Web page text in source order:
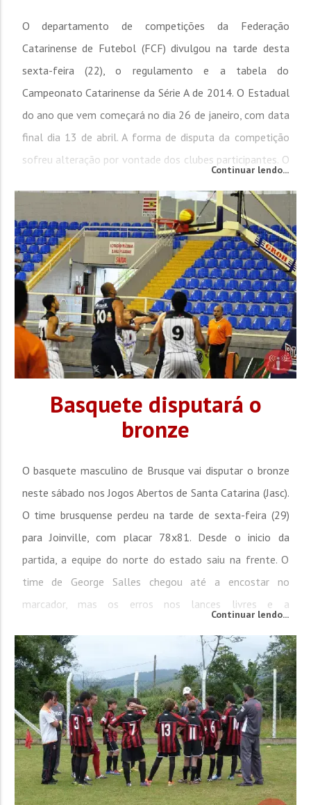
O departamento de competições da Federação
Catarinense de Futebol (FCF) divulgou na tarde desta
sexta-feira (22), o regulamento e a tabela do
Campeonato Catarinense da Série A de 2014. O Estadual
do ano que vem começará no dia 26 de janeiro, com data
final dia 13 de abril. A forma de disputa da competição
sofreu alteração por vontade dos clubes participantes. O
Figueirense. Em 2014, os dez clubes se enfrentarão na
primeira fase, em...
Continuar lendo...
Basquete disputará o
bronze
O basquete masculino de Brusque vai disputar o bronze
neste sábado nos Jogos Abertos de Santa Catarina (Jasc).
O time brusquense perdeu na tarde de sexta-feira (29)
para Joinville, com placar 78x81. Desde o inicio da
partida, a equipe do norte do estado saiu na frente. O
time de George Salles chegou até a encostar no
marcador, mas os erros nos lances livres e a
joinvilense crescesse na partida. Brusque enfrenta na
decisão do terceiro lugar o...
Continuar lendo...